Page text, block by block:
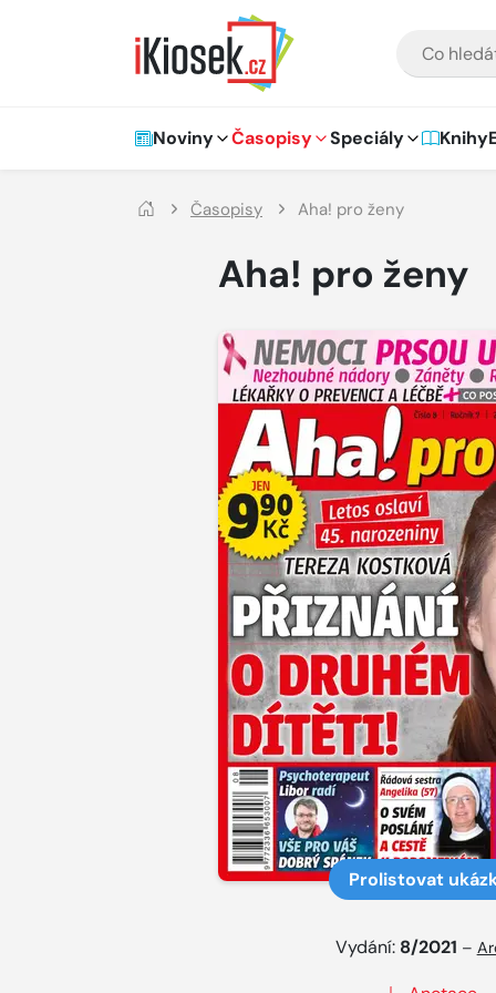
Hlavní navigace
Noviny Časopisy Speciály Knihy
Časopisy Aha! pro ženy
Aha! pro ženy
Prolistovat
Vydání: 8/2021 –